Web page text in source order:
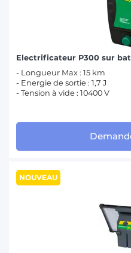
Electrificateur P300 sur
- Longueur Max : 15 km
- Energie de sortie : 1,7 J
- Tension à vide : 10400 V
NOUVEAU